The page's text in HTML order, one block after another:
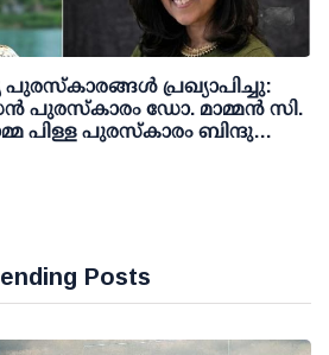
പ്രഖ്യാപിച്ചു:
പുരസ്‌കാരം ഡോ. മാമ്മന്‍ സി.
പിള്ള പുരസ്‌കാരം ബിന്ദു
Posts